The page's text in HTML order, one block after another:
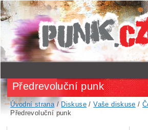
Předrevoluční punk
Úvodní strana/ Diskuse /Vaše diskuse /
Předrevoluční punk